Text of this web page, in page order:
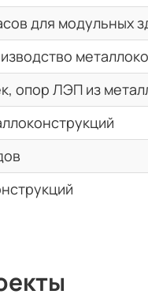
для модульных
опор ЛЭП из